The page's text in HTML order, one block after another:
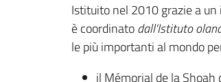
Istituito nel 2010 grazie a
è coordinatodall'Istituto
le più importanti al mondo
il Mémorial de la Shoah